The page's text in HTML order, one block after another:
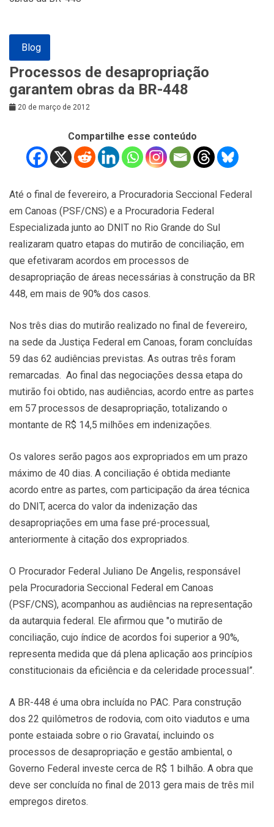
Blog
Processos de desapropriação
garantem obras da BR-448
20 de março de 2012
Compartilhe esse conteúdo
Até o final de fevereiro, a Procuradoria Seccional Federal
em Canoas (PSF/CNS) e a Procuradoria Federal
Especializada junto ao DNIT no Rio Grande do Sul
realizaram quatro etapas do mutirão de conciliação, em
que efetivaram acordos em processos de
desapropriação de áreas necessárias à construção da BR
448, em mais de 90% dos casos.
Nos três dias do mutirão realizado no final de fevereiro,
na sede da Justiça Federal em Canoas, foram concluídas
59 das 62 audiências previstas. As outras três foram
remarcadas. Ao final das negociações dessa etapa do
mutirão foi obtido, nas audiências, acordo entre as partes
em 57 processos de desapropriação, totalizando o
montante de R$ 14,5 milhões em indenizações.
Os valores serão pagos aos expropriados em um prazo
máximo de 40 dias. A conciliação é obtida mediante
acordo entre as partes, com participação da área técnica
do DNIT, acerca do valor da indenização das
desapropriações em uma fase pré-processual,
anteriormente à citação dos expropriados.
O Procurador Federal Juliano De Angelis, responsável
pela Procuradoria Seccional Federal em Canoas
(PSF/CNS), acompanhou as audiências na representação
da autarquia federal. Ele afirmou que "o mutirão de
conciliação, cujo índice de acordos foi superior a 90%,
representa medida que dá plena aplicação aos princípios
constitucionais da eficiência e da celeridade processual”.
A BR-448 é uma obra incluída no PAC. Para construção
dos 22 quilômetros de rodovia, com oito viadutos e uma
ponte estaiada sobre o rio Gravataí, incluindo os
processos de desapropriação e gestão ambiental, o
Governo Federal investe cerca de R$ 1 bilhão. A obra que
deve ser concluída no final de 2013 gera mais de três mil
empregos diretos.